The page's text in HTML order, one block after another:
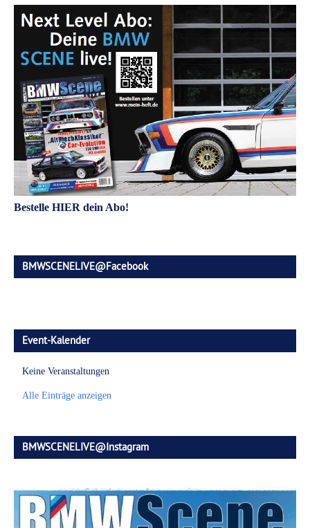
Bestelle HIER dein Abo!
BMWSCENELIVE@Facebook
Event-Kalender
Keine Veranstaltungen
Alle Einträge anzeigen
BMWSCENELIVE@Instagram